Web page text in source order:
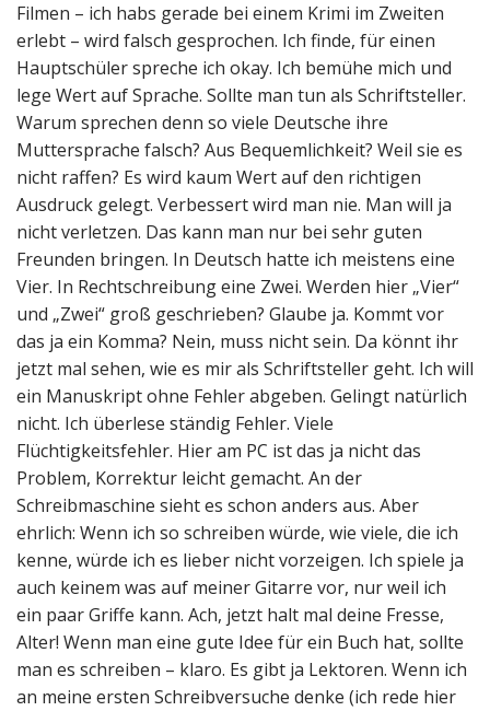
Filmen – ich habs gerade bei einem Krimi im Zweiten
erlebt – wird falsch gesprochen. Ich finde, für einen
Hauptschüler spreche ich okay. Ich bemühe mich und
lege Wert auf Sprache. Sollte man tun als Schriftsteller.
Warum sprechen denn so viele Deutsche ihre
Muttersprache falsch? Aus Bequemlichkeit? Weil sie es
nicht raffen? Es wird kaum Wert auf den richtigen
Ausdruck gelegt. Verbessert wird man nie. Man will ja
nicht verletzen. Das kann man nur bei sehr guten
Freunden bringen. In Deutsch hatte ich meistens eine
Vier. In Rechtschreibung eine Zwei. Werden hier „Vier“
und „Zwei“ groß geschrieben? Glaube ja. Kommt vor
das ja ein Komma? Nein, muss nicht sein. Da könnt ihr
jetzt mal sehen, wie es mir als Schriftsteller geht. Ich will
ein Manuskript ohne Fehler abgeben. Gelingt natürlich
nicht. Ich überlese ständig Fehler. Viele
Flüchtigkeitsfehler. Hier am PC ist das ja nicht das
Problem, Korrektur leicht gemacht. An der
Schreibmaschine sieht es schon anders aus. Aber
ehrlich: Wenn ich so schreiben würde, wie viele, die ich
kenne, würde ich es lieber nicht vorzeigen. Ich spiele ja
auch keinem was auf meiner Gitarre vor, nur weil ich
ein paar Griffe kann. Ach, jetzt halt mal deine Fresse,
Alter! Wenn man eine gute Idee für ein Buch hat, sollte
man es schreiben – klaro. Es gibt ja Lektoren. Wenn ich
an meine ersten Schreibversuche denke (ich rede hier